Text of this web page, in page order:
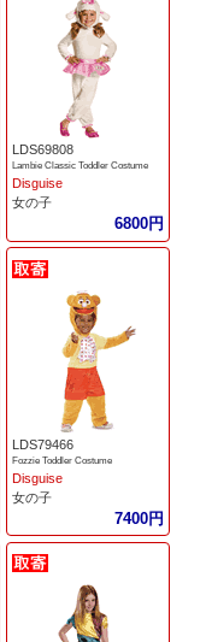
LDS69808
Lambie Classic Toddler Costume
Disguise
女の子
6800円
LDS79466
Fozzie Toddler Costume
Disguise
女の子
7400円